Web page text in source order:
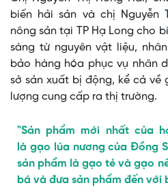
biến hải sản và chị Nguyễn
nông sản tại TP Hạ Long cho
sàng từ nguyên vật liệu,
bảo hàng hóa phục vụ nhân
sở sản xuất bị động, kể cả về
lượng cung cấp ra thị trường.
"Sản phẩm mới nhất của
là gạo lúa nương của Đồng
sản phẩm là gạo tẻ và gạo
bá và đưa sản phẩm đến với